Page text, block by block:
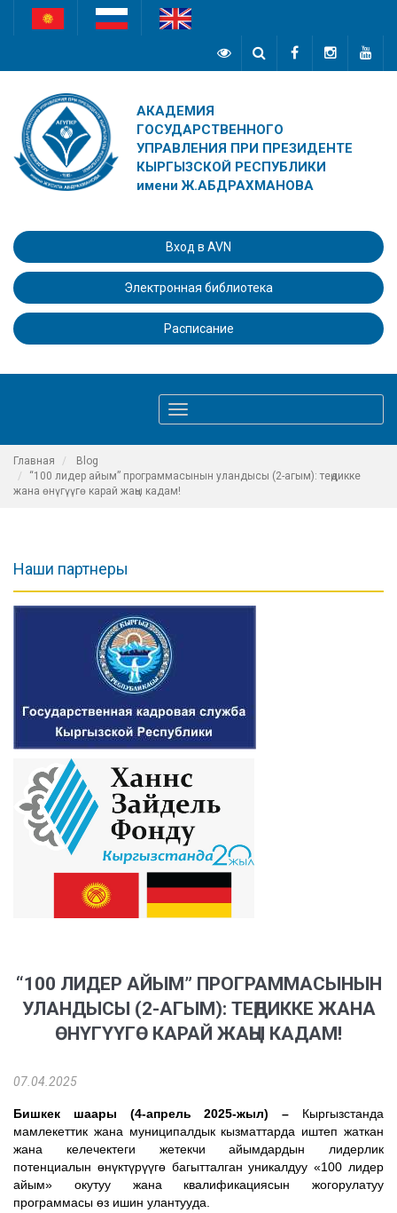
АКАДЕМИЯ
ГОСУДАРСТВЕННОГО
УПРАВЛЕНИЯ ПРИ ПРЕЗИДЕНТЕ
КЫРГЫЗСКОЙ РЕСПУБЛИКИ
имени Ж.АБДРАХМАНОВА
Вход в AVN
Электронная библиотека
Расписание
navigation
Главная
Blog
“100 лидер айым” программасынын уландысы (2-агым): теңдикке
жана өнүгүүгө карай жаңы кадам!
Наши партнеры
“100 ЛИДЕР АЙЫМ” ПРОГРАММАСЫНЫН
УЛАНДЫСЫ (2-АГЫМ): ТЕҢДИККЕ ЖАНА
ӨНҮГҮҮГӨ КАРАЙ ЖАҢЫ КАДАМ!
07.04.2025
Бишкек шаары (4-апрель 2025-жыл) – Кыргызстанда
мамлекеттик жана муниципалдык кызматтарда иштеп жаткан
жана келечектеги жетекчи айымдардын лидерлик
потенциалын өнүктүрүүгө багытталган уникалдуу «100 лидер
айым» окутуу жана квалификациясын жогорулатуу
программасы өз ишин улантууда